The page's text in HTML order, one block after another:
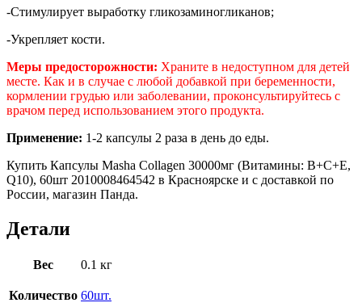
-Стимулирует выработку гликозаминогликанов;
-Укрепляет кости.
Меры предосторожности: Храните в недоступном для детей
месте. Как и в случае с любой добавкой при беременности,
кормлении грудью или заболевании, проконсультируйтесь с
врачом перед использованием этого продукта.
Применение: 1-2 капсулы 2 раза в день до еды.
Купить Капсулы Masha Collagen 30000мг (Витамины: В+С+Е,
Q10), 60шт 2010008464542 в Красноярске и с доставкой по
России, магазин Панда.
Детали
Вес 0.1 кг
Количество 60шт.